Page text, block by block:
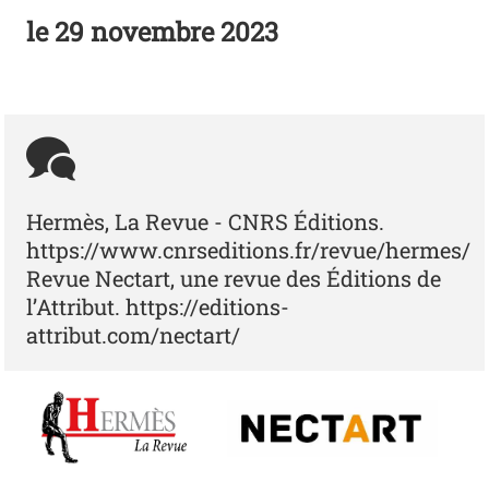
le29 novembre 2023
Hermès, La Revue - CNRS Éditions.
https://www.cnrseditions.fr/revue/hermes/
Revue Nectart, une revue des Éditions de
l’Attribut. https://editions-
attribut.com/nectart/